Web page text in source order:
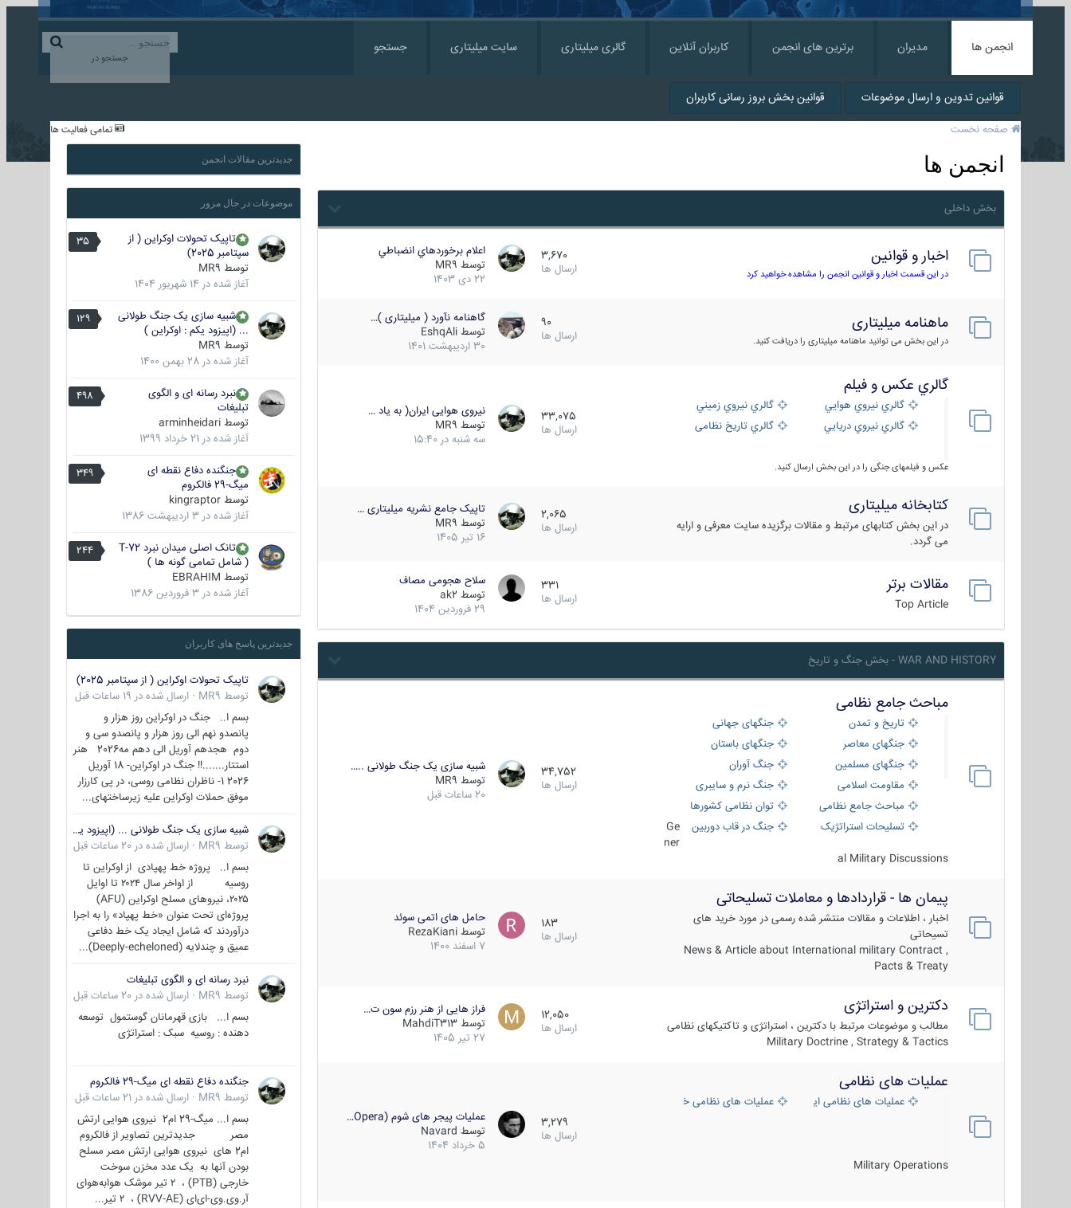
جستجو در
انجمن ها مدیران برترین های انجمن کاربران آنلاین گالری میلیتاری سایت میلیتاری جستجو
قوانین تدوین و ارسال موضوعات قوانین بخش بروز رسانی کاربران
تمامی فعالیت ها صفحه نخست
انجمن ها
بخش داخلی
اخبار و قوانین
در این قسمت اخبار و قوانین انجمن را مشاهده خواهید کرد
3,670
ارسال ها
اعلام برخوردهاي انضباطي
توسط MR9
22 دی 1403
ماهنامه میلیتاری
در این بخش می توانید ماهنامه میلیتاری را دریافت کنید.
90
ارسال ها
گاهنامه نآورد ( میلیتاری )…
توسط EshqAli
30 اردیبهشت 1401
گالري عكس و فيلم
گالري نيروي هوايي
گالري نيروي زميني
گالري نيروي دريايي
گالري تاریخ نظامی
عکس و فیلمهای جنگی را در این بخش ارسال کنید.
33,075
ارسال ها
نیروی هوایی ایران( به یاد …
توسط MR9
سه شنبه در 15:40
کتابخانه میلیتاری
در این بخش کتابهای مرتبط و مقالات برگزیده سایت معرفی و ارایه
می گردد.
2,065
ارسال ها
تاپیک جامع نشریه میلیتاری …
توسط MR9
16 تیر 1405
مقالات برتر
Top Article
331
ارسال ها
سلاح هجومی مصاف
توسط ak2
29 فروردین 1404
WAR AND HISTORY - بخش جنگ و تاریخ
مباحث جامع نظامی
تاریخ و تمدن
جنگهای جهانی
جنگهای معاصر
جنگهای باستان
جنگهای مسلمین
جنگ آوران
مقاومت اسلامی
جنگ نرم و سایبری
مباحث جامع نظامی
توان نظامی کشورها
تسلیحات استراتژیک
جنگ در قاب دوربین
Ge
ner
al Military Discussions
34,752
ارسال ها
شبیه سازی یک جنگ طولانی ..…
توسط MR9
20 ساعات قبل
پیمان ها - قراردادها و معاملات تسلیحاتی
اخبار ، اطلاعات و مقالات منتشر شده رسمی در مورد خرید های
تسیحاتی
News & Article about International military Contract ,
Pacts & Treaty
183
ارسال ها
حامل های اتمی سوئد
توسط RezaKiani
7 اسفند 1400
دکترین و استراتژی
مطالب و موضوعات مرتبط با دکترین ، استراتژی و تاکتیکهای نظامی
Military Doctrine , Strategy & Tactics
12,050
ارسال ها
فراز هایی از هنر رزم سون ت…
توسط MahdiT313
27 تیر 1405
عملیات های نظامی
عملیات های نظامی ایران عملیات های نظامی خارجی
Military Operations
3,279
ارسال ها
عملیات پیجر های شوم (Opera…
توسط Navard
5 خرداد 1404
جدیدترین مقالات انجمن
موضوعات در حال مرور
35
تاپیک تحولات اوکراین ( از
سپتامبر 2025)
توسط MR9
آغاز شده در 14 شهریور 1404
129
شبیه سازی یک جنگ طولانی
... (اپیزود یکم : اوکراین )
توسط MR9
آغاز شده در 28 بهمن 1400
498
نبرد رسانه ای و الگوی
تبلیغات
توسط arminheidari
آغاز شده در 21 خرداد 1399
349
جنگنده دفاع نقطه ای
میگ-29 فالکروم
توسط kingraptor
آغاز شده در 3 اردیبهشت 1386
244
تانک اصلی میدان نبرد T-72
( شامل تمامی گونه ها )
توسط EBRAHIM
آغاز شده در 3 فروردین 1386
جدیدترین پاسخ های کاربران
تاپیک تحولات اوکراین ( از سپتامبر 2025)
توسط MR9
· ارسال شده در 19 ساعات قبل
بسم ا.. جنگ در اوکراین روز هزار و
پانصدو نهم الی روز هزار و پانصدو سی و
دوم هجدهم آوریل الی دهم مه2026 هنر
استتار.......!! جنگ در اوکراین- 18 آوریل
2026 1- ناظران نظامی روسی، در پی کارزار
موفق حملات اوکراین علیه زیرساختهای...
شبیه سازی یک جنگ طولانی ... (اپیزود یکم : اوکراین )
توسط MR9
· ارسال شده در 20 ساعات قبل
بسم ا.. پروژه خط پهپادی از اوکراین تا
روسیه از اواخر سال ۲۰۲۴ تا اوایل
۲۰۲۵، نیروهای مسلح اوکراین (AFU)
پروژه‌ای تحت عنوان «خط پهپاد» را به اجرا
درآوردند که شامل ایجاد یک خط دفاعی
عمیق و چندلایه (Deeply-echeloned)...
نبرد رسانه ای و الگوی تبلیغات
توسط MR9
· ارسال شده در 20 ساعات قبل
بسم ا... بازی قهرمانان گوستمول توسعه
دهنده : روسیه سبک : استراتژی
جنگنده دفاع نقطه ای میگ-29 فالکروم
توسط MR9
· ارسال شده در 21 ساعات قبل
بسم ا... میگ-29 ام2 نیروی هوایی ارتش
مصر جدیدترین تصاویر از فالکروم
ام2 های نیروی هوایی ارتش مصر مسلح
بودن آنها به یک عدد مخزن سوخت
خارجی (PTB) ، ۲ تیر موشک هوابه‌هوای
آر.وی.وی-ای‌ای (RVV-AE) ، ۲ تیر...